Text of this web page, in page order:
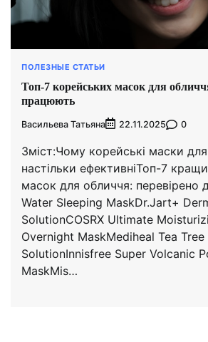
ПОЛЕЗНЫЕ СТАТЬИ
Топ-7 корейських масок для
працюють
Васильева Татьяна 22.11.2025 0
Зміст:Чому корейські маски
настільки ефективніТоп-7
масок для обличчя: перевірено
Water Sleeping MaskDr.Jart+
SolutionCOSRX Ultimate
Overnight MaskMediheal Tea Tree
SolutionInnisfree Super Volcanic
MaskMis…